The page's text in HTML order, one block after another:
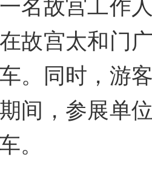
名故宫工作
故宫太和门
。同时，游
间，参展单
。